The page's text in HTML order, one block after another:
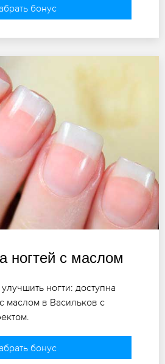
бонус
ногтей с маслом
ногти: доступна
маслом в Васильков с
бонус